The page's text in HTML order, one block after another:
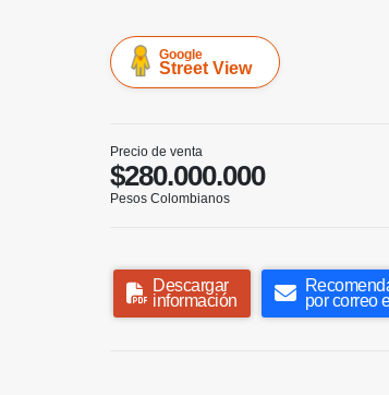
Google
Street View
Precio de venta
$280.000.000
Pesos Colombianos
Descargar
información
por correo